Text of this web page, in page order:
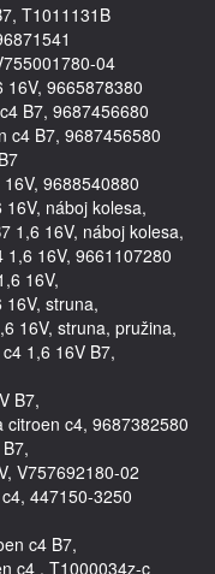
T1011131B
04
16V, 9665878380
B7, 9687456680
c4 B7, 9687456580
9688540880
náboj kolesa,
1,6 16V, náboj kolesa,
16V, 9661107280
16V,
struna,
16V, struna, pružina,
1,6 16V B7,
B7,
c4, 9687382580
V757692180-02
447150-3250
c4 B7,
c4 , T1000034z-c